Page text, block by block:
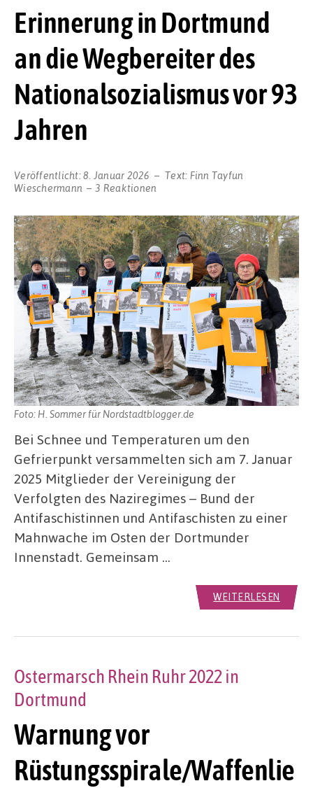
Erinnerung in Dortmund
an die Wegbereiter des
Nationalsozialismus vor 93
Jahren
Veröffentlicht:8. Januar 2026 Text: Finn Tayfun
Wieschermann
3 Reaktionen
Foto: H. Sommer für Nordstadtblogger.de
Bei Schnee und Temperaturen um den
Gefrierpunkt versammelten sich am 7. Januar
2025 Mitglieder der Vereinigung der
Verfolgten des Naziregimes – Bund der
Antifaschistinnen und Antifaschisten zu einer
Mahnwache im Osten der Dortmunder
Innenstadt. Gemeinsam …
WEITERLESEN
Warnung vor
Rüstungsspirale/Waffenlie
Ostermarsch Rhein Ruhr 2022 in
Dortmund